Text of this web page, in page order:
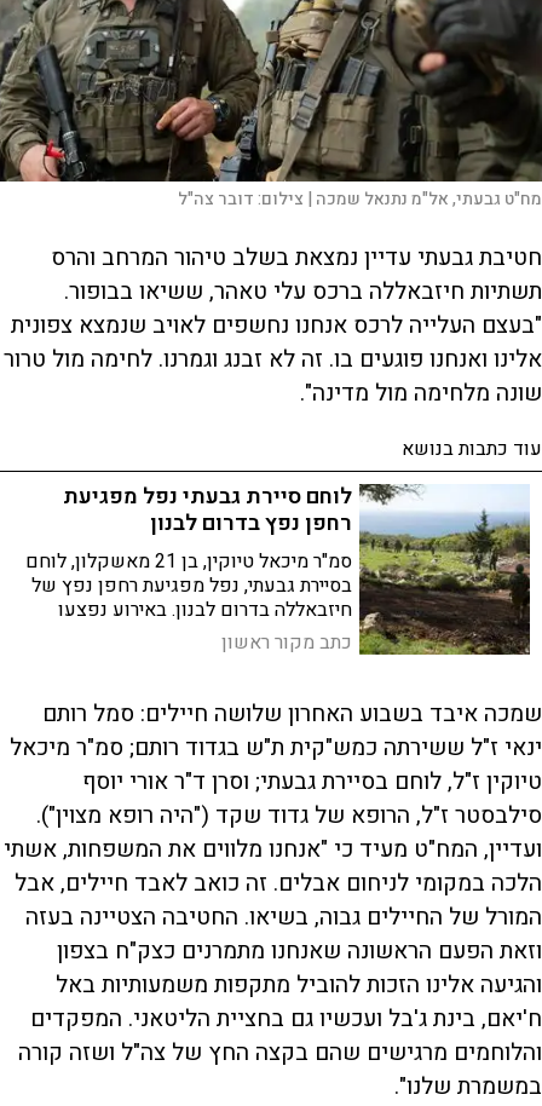
מח"ט גבעתי, אל"מ נתנאל שמכה | צילום:דובר צה"ל
חטיבת גבעתי עדיין נמצאת בשלב טיהור המרחב והרס
תשתיות חיזבאללה ברכס עלי טאהר, ששיאו בבופור.
"בעצם העלייה לרכס אנחנו נחשפים לאויב שנמצא צפונית
אלינו ואנחנו פוגעים בו. זה לא זבנג וגמרנו. לחימה מול טרור
שונה מלחימה מול מדינה".
עוד כתבות בנושא
לוחם סיירת גבעתי נפל מפגיעת
רחפן נפץ בדרום לבנון
סמ"ר מיכאל טיוקין, בן 21 מאשקלון, לוחם
בסיירת גבעתי, נפל מפגיעת רחפן נפץ של
חיזבאללה בדרום לבנון. באירוע נפצעו
ארבעה לוחמים נוספים באורח קל
כתב מקור ראשון
שמכה איבד בשבוע האחרון שלושה חיילים: סמל רותם
ינאי ז"ל ששירתה כמש"קית ת"ש בגדוד רותם; סמ"ר מיכאל
טיוקין ז"ל, לוחם בסיירת גבעתי; וסרן ד"ר אורי יוסף
סילבסטר ז"ל, הרופא של גדוד שקד ("היה רופא מצוין").
ועדיין, המח"ט מעיד כי "אנחנו מלווים את המשפחות, אשתי
הלכה במקומי לניחום אבלים. זה כואב לאבד חיילים, אבל
המורל של החיילים גבוה, בשיאו. החטיבה הצטיינה בעזה
וזאת הפעם הראשונה שאנחנו מתמרנים כצק"ח בצפון
והגיעה אלינו הזכות להוביל מתקפות משמעותיות באל
ח'יאם, בינת ג'בל ועכשיו גם בחציית הליטאני. המפקדים
והלוחמים מרגישים שהם בקצה החץ של צה"ל ושזה קורה
במשמרת שלנו".